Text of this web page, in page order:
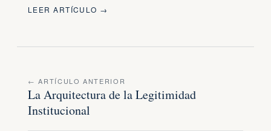
LEER ARTÍCULO →
← ARTÍCULO ANTERIOR
La Arquitectura de la Legitimidad
Institucional